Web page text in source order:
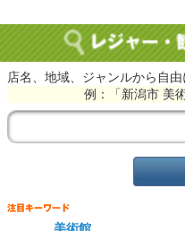
店名、地域、ジャンルから自
例：「新潟市 美